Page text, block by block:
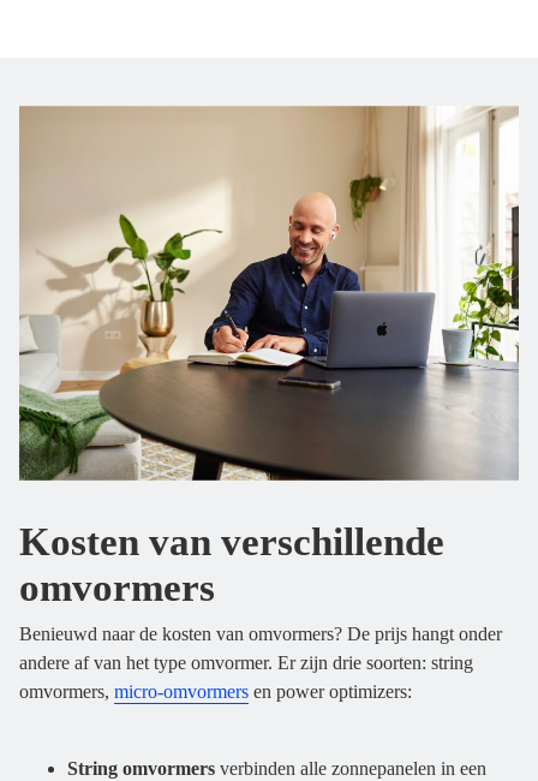
Kosten van verschillende
omvormers
Benieuwd naar de kosten van omvormers? De prijs hangt onder
andere af van het type omvormer. Er zijn drie soorten: string
omvormers, micro-omvormers en power optimizers:
String omvormers verbinden alle zonnepanelen in een